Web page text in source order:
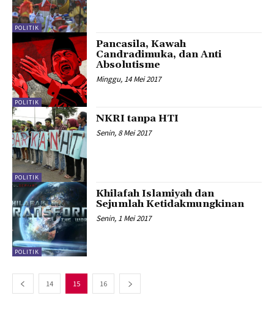
POLITIK
POLITIK
Pancasila, Kawah
Candradimuka, dan Anti
Absolutisme
Minggu, 14 Mei 2017
POLITIK
NKRI tanpa HTI
Senin, 8 Mei 2017
POLITIK
Khilafah Islamiyah dan
Sejumlah Ketidakmungkinan
Senin, 1 Mei 2017
14 15 16